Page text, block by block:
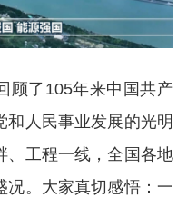
顾了105年来中国共产
和人民事业发展的光明
、工程一线，全国各地
况。大家真切感悟：一